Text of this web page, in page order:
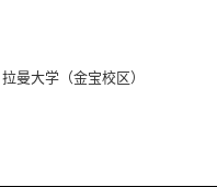
拉曼大学（金宝校区）